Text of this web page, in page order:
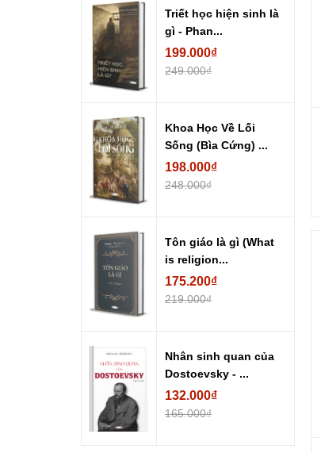
Triết học hiện sinh là
gì - Phan...
199.000₫
249.000₫
Khoa Học Về Lối
Sống (Bìa Cứng) ...
198.000₫
248.000₫
Tôn giáo là gì (What
is religion...
175.200₫
219.000₫
Nhân sinh quan của
Dostoevsky - ...
132.000₫
165.000₫